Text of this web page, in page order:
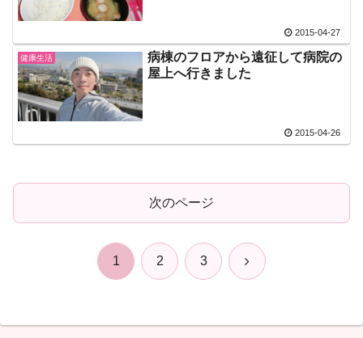
2015-04-27
健康生活
病棟のフロアから遠征して病院の
屋上へ行きました
2015-04-26
次のページ
1 2 3 次